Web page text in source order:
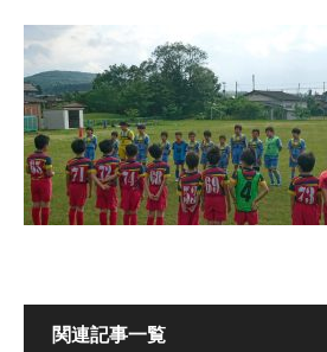
関連記事一覧